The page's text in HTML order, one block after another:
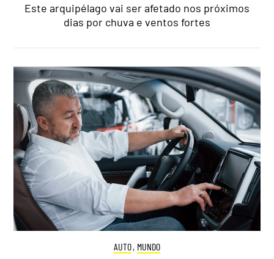
Este arquipélago vai ser afetado nos próximos
dias por chuva e ventos fortes
AUTO, MUNDO